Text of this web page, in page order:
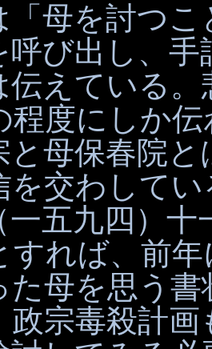
母を討つこ
呼び出し、
伝えている
程度にしか
と母保春院
を交わして
一五九四）
すれば、前
た母を思う
政宗毒殺計